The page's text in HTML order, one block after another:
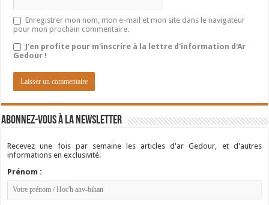
Enregistrer mon nom, mon e-mail et mon site dans le navigateur
pour mon prochain commentaire.
J'en profite pour m'inscrire à la lettre d'information d'Ar
Gedour !
Abonnez-vous à la newsletter
Recevez une fois par semaine les articles d'ar Gedour, et d'autres
informations en exclusivité.
Prénom :